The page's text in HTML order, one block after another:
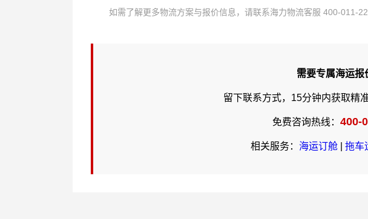
如需了解更多物流方案与报价信息，请联系海力物流客服 400-011-
需要专属海运报
留下联系方式，15分钟内获取精
免费咨询热线： 400-
相关服务： 海运订舱 拖车